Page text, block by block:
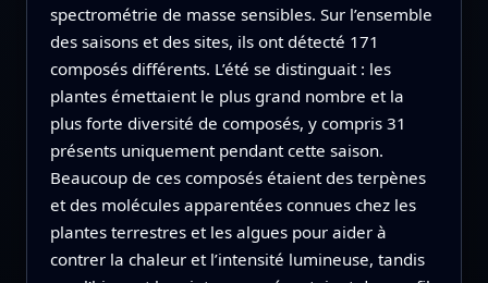
spectrométrie de masse sensibles. Sur l’ensemble
des saisons et des sites, ils ont détecté 171
composés différents. L’été se distinguait : les
plantes émettaient le plus grand nombre et la
plus forte diversité de composés, y compris 31
présents uniquement pendant cette saison.
Beaucoup de ces composés étaient des terpènes
et des molécules apparentées connues chez les
plantes terrestres et les algues pour aider à
contrer la chaleur et l’intensité lumineuse, tandis